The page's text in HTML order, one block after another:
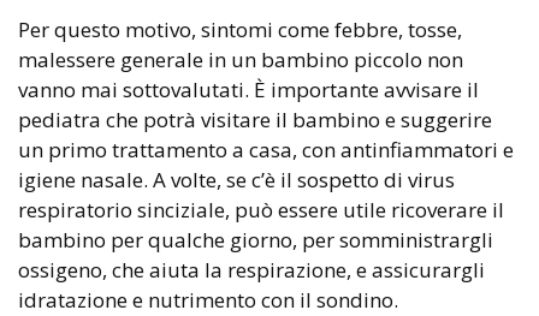
Per questo motivo, sintomi come febbre, tosse,
malessere generale in un bambino piccolo non
vanno mai sottovalutati. È importante avvisare il
pediatra che potrà visitare il bambino e suggerire
un primo trattamento a casa, con antinfiammatori e
igiene nasale. A volte, se c’è il sospetto di virus
respiratorio sinciziale, può essere utile ricoverare il
bambino per qualche giorno, per somministrargli
ossigeno, che aiuta la respirazione, e assicurargli
idratazione e nutrimento con il sondino.